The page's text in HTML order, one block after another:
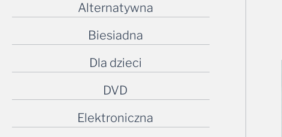
Alternatywna
Biesiadna
Dla dzieci
DVD
Elektroniczna